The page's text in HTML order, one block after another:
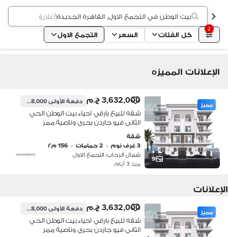
بيت الوطن في التجمع الاول, القاهرة الجديدة(أعلان)
2
كل الفئات السعر التجمع الاول
الإعلانات المميزه
9
مميز 3,632,000 ج.م دفعة الأولى908,000 ج.م
شقه للبيع بارقي احياء بيت الوطن الحي
الثاني فيو جاردن بحري وناصية ممر
دقائق من محور النوادي والتسعين
شقة
3 غرف نوم
• 2 حمامات • 156 م٢
شمال الرحاب، التجمع الاول
منذ 3 أيام
الإعلانات
مميز 3,632,000 ج.م دفعة الأولى908,000 ج.م
شقه للبيع بارقي احياء بيت الوطن الحي
الثاني فيو جاردن بحري وناصية ممر